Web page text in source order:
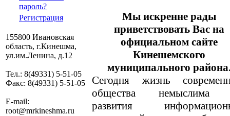
пароль?
Регистрация
155800 Ивановская
область, г.Кинешма,
ул.им.Ленина, д.12
Тел.: 8(49331) 5-51-05
Факс: 8(49331) 5-51-05
E-mail:
root@mrkineshma.ru
Мы искренне рады
приветствовать Вас на
официальном сайте
Кинешемского
муниципального
Сегодня жизнь
общества немыслима
развития